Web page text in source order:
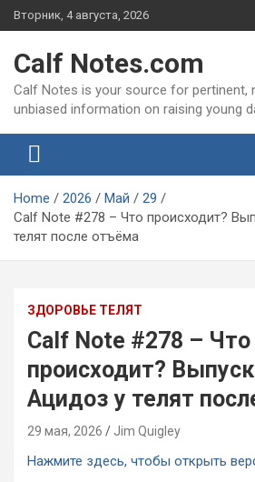
Skip
to
Вторник, 4 августа, 2026
Calf Notes.com
Calf Notes is your source for pertinent,
unbiased information on raising young
Home 2026 Май
29
Calf Note #278 – Что происходит?
телят после отъёма
ЗДОРОВЬЕ ТЕЛЯТ
Calf Note #278 – Что
происходит?
Ацидоз у телят
29 мая, 2026 Jim Quigley
Нажмите здесь, чтобы открыть